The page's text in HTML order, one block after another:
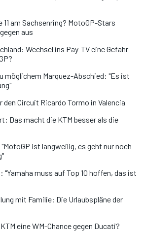
11 am Sachsenring? MotoGP-Stars
aus
Wechsel ins Pay-TV eine Gefahr
möglichem Marquez-Abschied: "Es ist
den Circuit Ricardo Tormo in Valencia
Das macht die KTM besser als die
ist langweilig, es geht nur noch
"Yamaha muss auf Top 10 hoffen, das ist
mit Familie: Die Urlaubspläne der
eine WM-Chance gegen Ducati?